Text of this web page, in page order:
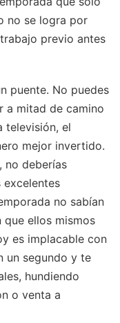
no se logra por
previo antes
puente. No puedes
a mitad de camino
televisión, el
mejor invertido.
no deberías
excelentes
no sabían
ellos mismos
es implacable con
un segundo y te
hundiendo
o venta a